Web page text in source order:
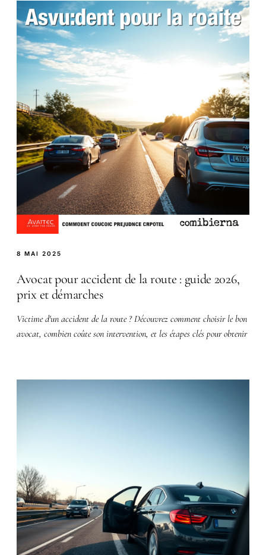
8 MAI 2025
Avocat pour accident de la route : guide 2026,
prix et démarches
Victime d'un accident de la route ? Découvrez comment choisir le bon
avocat, combien coûte son intervention, et les étapes clés pour obtenir